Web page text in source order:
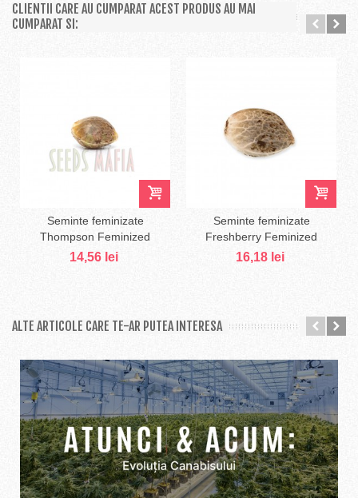
CLIENTII CARE AU CUMPARAT ACEST PRODUS AU MAI
CUMPARAT SI:
Seminte feminizate
Thompson Feminized
14,56 lei
Seminte feminizate
Freshberry Feminized
16,18 lei
ALTE ARTICOLE CARE TE-AR PUTEA INTERESA